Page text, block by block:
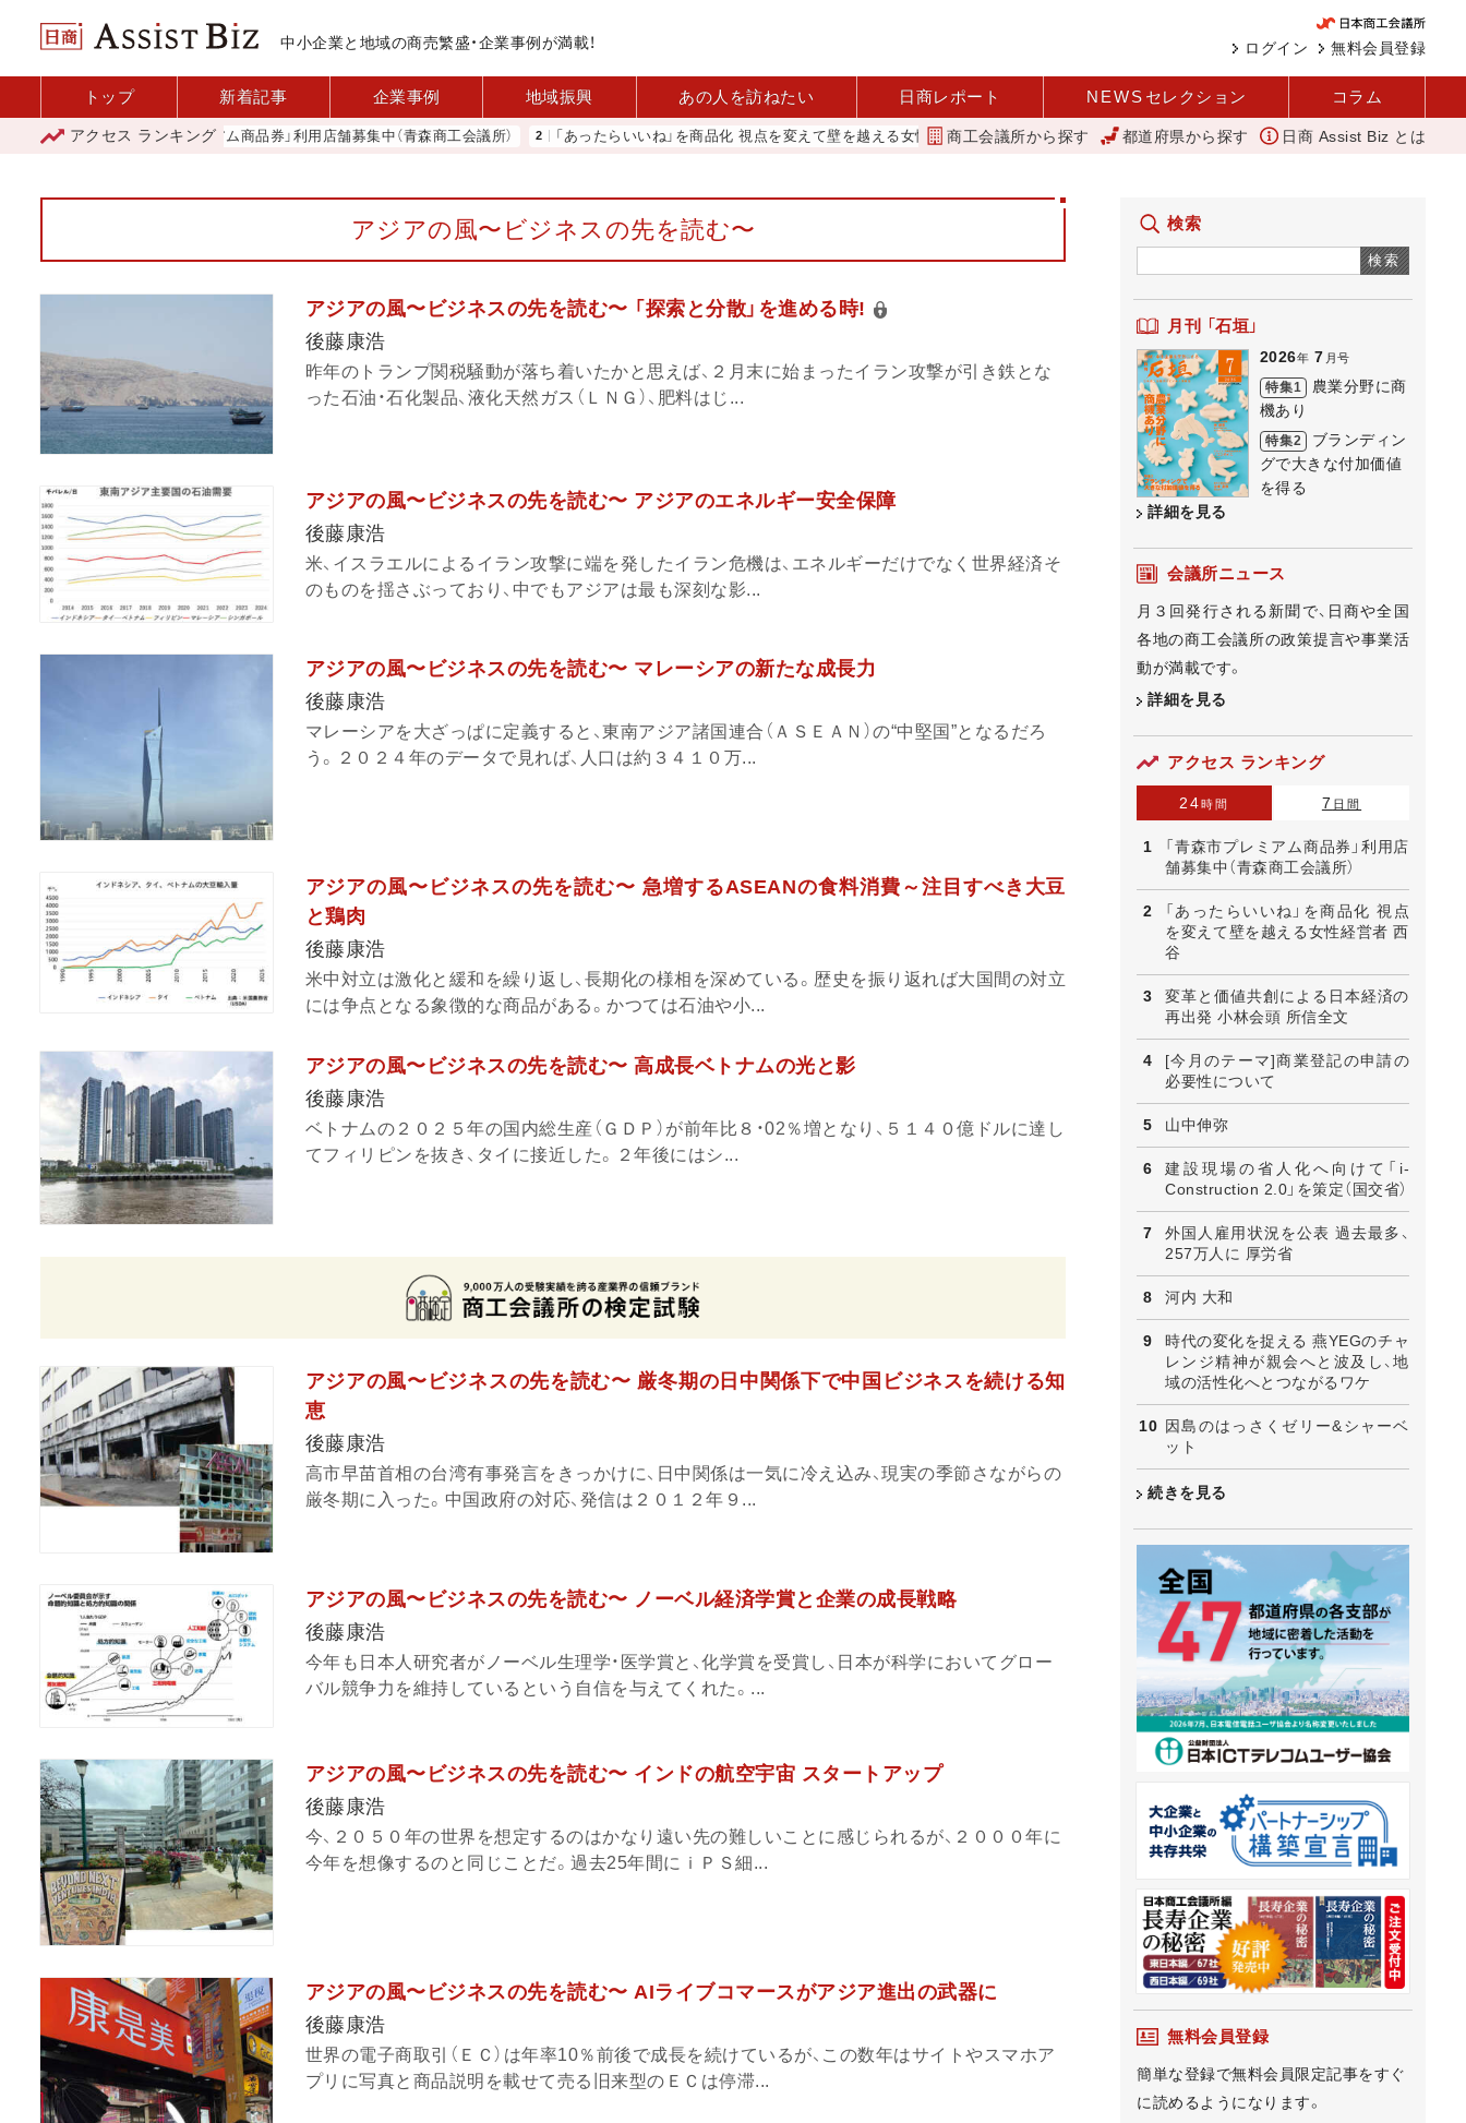
中小企業と地域の商売繁盛・企業事例が満載！ 無料会員登録
ログイン
トップ 新着記事 企業事例 地域振興 あの人を訪ねたい 日商レポート NEWS セレクション コラム
アクセス ランキング
「青森市プレミアム商品券」利用店舗募集中（青森商工会議所） 「あったらいいね」を商品化 視点を変えて壁を越える女性経営者 西谷 変革と価値共創による日本経済の再出発 小林会頭 所信全文
商工会議所から探す 都道府県から探す 日商 Assist Biz とは
アジアの風〜ビジネスの先を読む〜
アジアの風〜ビジネスの先を読む〜 「探索と分散」を進める時!
後藤康浩
昨年のトランプ関税騒動が落ち着いたかと思えば、２月末に始まったイラン攻撃が引き鉄とな
った石油・石化製品、液化天然ガス（ＬＮＧ）、肥料はじ...
アジアの風〜ビジネスの先を読む〜 アジアのエネルギー安全保障
後藤康浩
米、イスラエルによるイラン攻撃に端を発したイラン危機は、エネルギーだけでなく世界経済そ
のものを揺さぶっており、中でもアジアは最も深刻な影...
アジアの風〜ビジネスの先を読む〜 マレーシアの新たな成長力
後藤康浩
マレーシアを大ざっぱに定義すると、東南アジア諸国連合（ＡＳＥＡＮ）の“中堅国”となるだろ
う。２０２４年のデータで見れば、人口は約３４１０万...
アジアの風〜ビジネスの先を読む〜 急増するASEANの食料消費～注目すべき大豆
と鶏肉
後藤康浩
米中対立は激化と緩和を繰り返し、長期化の様相を深めている。歴史を振り返れば大国間の対立
には争点となる象徴的な商品がある。かつては石油や小...
アジアの風〜ビジネスの先を読む〜 高成長ベトナムの光と影
後藤康浩
ベトナムの２０２５年の国内総生産（ＧＤＰ）が前年比８・02％増となり、５１４０億ドルに達し
てフィリピンを抜き、タイに接近した。２年後にはシ...
アジアの風〜ビジネスの先を読む〜 厳冬期の日中関係下で中国ビジネスを続ける知
恵
後藤康浩
高市早苗首相の台湾有事発言をきっかけに、日中関係は一気に冷え込み、現実の季節さながらの
厳冬期に入った。中国政府の対応、発信は２０１２年９...
アジアの風〜ビジネスの先を読む〜 ノーベル経済学賞と企業の成長戦略
後藤康浩
今年も日本人研究者がノーベル生理学・医学賞と、化学賞を受賞し、日本が科学においてグロー
バル競争力を維持しているという自信を与えてくれた。...
アジアの風〜ビジネスの先を読む〜 インドの航空宇宙 スタートアップ
後藤康浩
今、２０５０年の世界を想定するのはかなり遠い先の難しいことに感じられるが、２０００年に
今年を想像するのと同じことだ。過去25年間にｉＰＳ細...
アジアの風〜ビジネスの先を読む〜 AIライブコマースがアジア進出の武器に
後藤康浩
世界の電子商取引（ＥＣ）は年率10％前後で成長を続けているが、この数年はサイトやスマホア
プリに写真と商品説明を載せて売る旧来型のＥＣは停滞...
検索
検索
月刊 「石垣」
2026年 7 月号
特集1
農業分野に商
機あり
特集2
ブランディン
グで大きな付加価値
を得る
詳細を見る
会議所ニュース
月３回発行される新聞で、日商や全国
各地の商工会議所の政策提言や事業活
動が満載です。
詳細を見る
アクセス ランキング
24時間 7 日間
「青森市プレミアム商品券」利用店
舗募集中（青森商工会議所）
「あったらいいね」を商品化 視点
を変えて壁を越える女性経営者 西
谷
変革と価値共創による日本経済の
再出発 小林会頭 所信全文
[今月のテーマ]商業登記の申請の
必要性について
山中伸弥
建設現場の省人化へ向けて「i-
Construction 2.0」を策定（国交省）
外国人雇用状況を公表 過去最多、
257万人に 厚労省
河内 大和
時代の変化を捉える 燕YEGのチャ
レンジ精神が親会へと波及し、地
域の活性化へとつながるワケ
因島のはっさくゼリー&シャーベ
ット
続きを見る
無料会員登録
簡単な登録で無料会員限定記事をすぐ
に読めるようになります。